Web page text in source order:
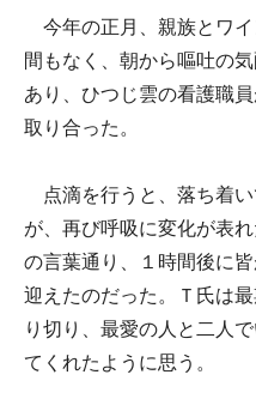
今年の正月、親族とワイ
間もなく、朝から嘔吐の
あり、ひつじ雲の看護職
取り合った。
点滴を行うと、落ち着い
が、再び呼吸に変化が表
の言葉通り、１時間後に
迎えたのだった。Ｔ氏は
り切り、最愛の人と二人
てくれたように思う。